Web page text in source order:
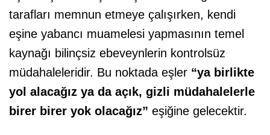
tarafları memnun etmeye çalışırken, kendi
eşine yabancı muamelesi yapmasının temel
kaynağı bilinçsiz ebeveynlerin kontrolsüz
müdahaleleridir. Bu noktada eşler “ya birlikte
yol alacağız ya da açık, gizli müdahalelerle
birer birer yok olacağız” eşiğine gelecektir.